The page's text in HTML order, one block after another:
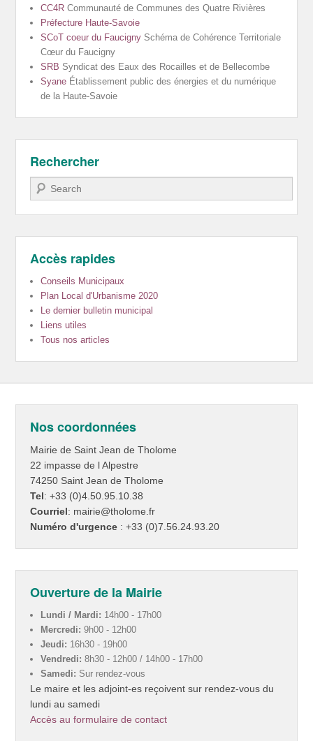
CC4R Communauté de Communes des Quatre Rivières
Préfecture Haute-Savoie
SCoT coeur du Faucigny Schéma de Cohérence Territoriale
Cœur du Faucigny
SRB Syndicat des Eaux des Rocailles et de Bellecombe
Syane Établissement public des énergies et du numérique
de la Haute-Savoie
Rechercher
Recherche
Accès rapides
Conseils Municipaux
Plan Local d'Urbanisme 2020
Le dernier bulletin municipal
Liens utiles
Tous nos articles
Nos coordonnées
Mairie de Saint Jean de Tholome
22 impasse de l Alpestre
74250 Saint Jean de Tholome
Tel: +33 (0)4.50.95.10.38
Courriel: mairie@tholome.fr
Numéro d'urgence : +33 (0)7.56.24.93.20
Ouverture de la Mairie
Lundi / Mardi: 14h00 - 17h00
Mercredi: 9h00 - 12h00
Jeudi: 16h30 - 19h00
Vendredi: 8h30 - 12h00 / 14h00 - 17h00
Samedi: Sur rendez-vous
Le maire et les adjoint-es reçoivent sur rendez-vous du
lundi au samedi
Accès au formulaire de contact